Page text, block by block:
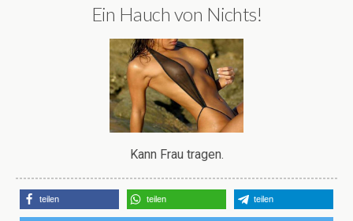
Ein Hauch von Nichts!
Kann Frau tragen.
teilen teilen teilen